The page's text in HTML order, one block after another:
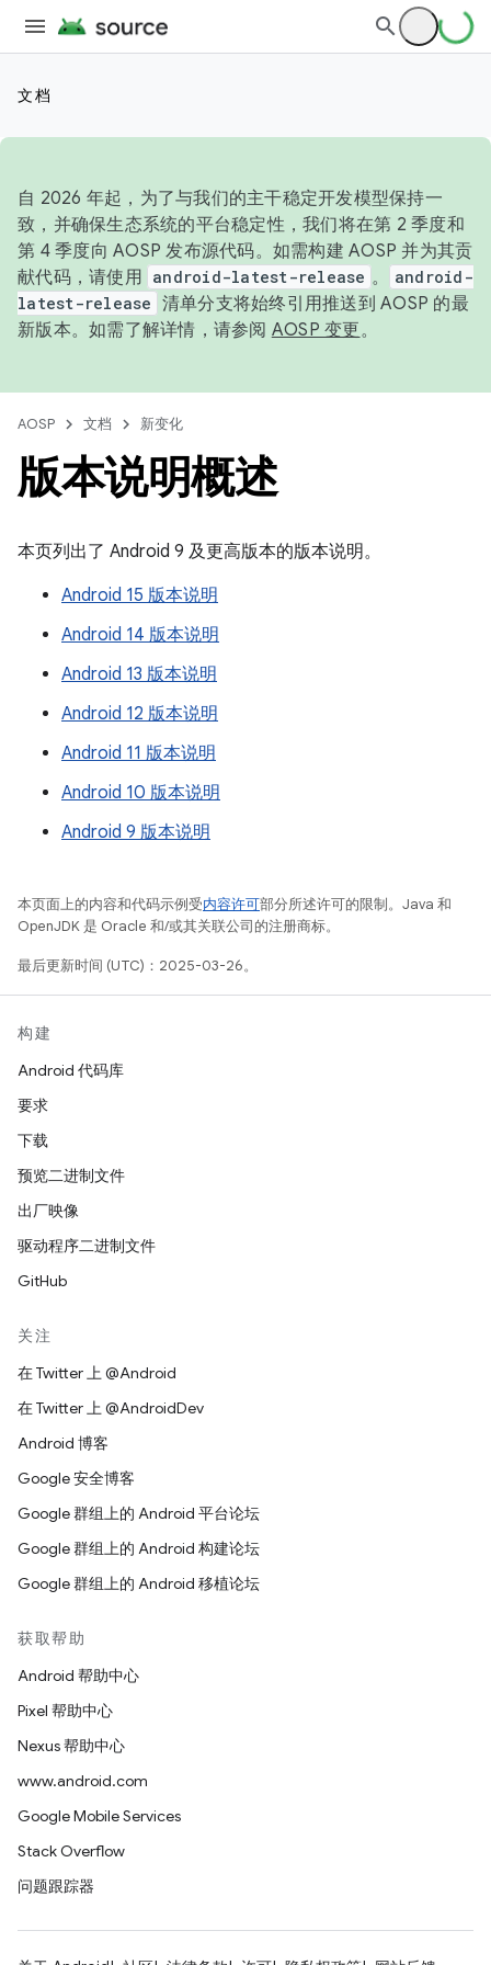
文档
自 2026 年起，为了与我们的主干稳定开发模型保持一
致，并确保生态系统的平台稳定性，我们将在第 2 季度和
第 4 季度向 AOSP 发布源代码。如需构建 AOSP 并为其贡
献代码，请使用 android-latest-release 。
android-
latest-release 清单分支将始终引用推送到 AOSP 的最
新版本。如需了解详情，请参阅 AOSP 变更。
AOSP 文档 新变化
版本说明概述
本页列出了 Android 9 及更高版本的版本说明。
Android 15 版本说明
Android 14 版本说明
Android 13 版本说明
Android 12 版本说明
Android 11 版本说明
Android 10 版本说明
Android 9 版本说明
本页面上的内容和代码示例受内容许可部分所述许可的限制。Java 和
OpenJDK 是 Oracle 和/或其关联公司的注册商标。
最后更新时间 (UTC)：2025-03-26。
构建
Android 代码库
要求
下载
预览二进制文件
出厂映像
驱动程序二进制文件
GitHub
关注
在 Twitter 上 @Android
在 Twitter 上 @AndroidDev
Android 博客
Google 安全博客
Google 群组上的 Android 平台论坛
Google 群组上的 Android 构建论坛
Google 群组上的 Android 移植论坛
获取帮助
Android 帮助中心
Pixel 帮助中心
Nexus 帮助中心
www.android.com
Google Mobile Services
Stack Overflow
问题跟踪器